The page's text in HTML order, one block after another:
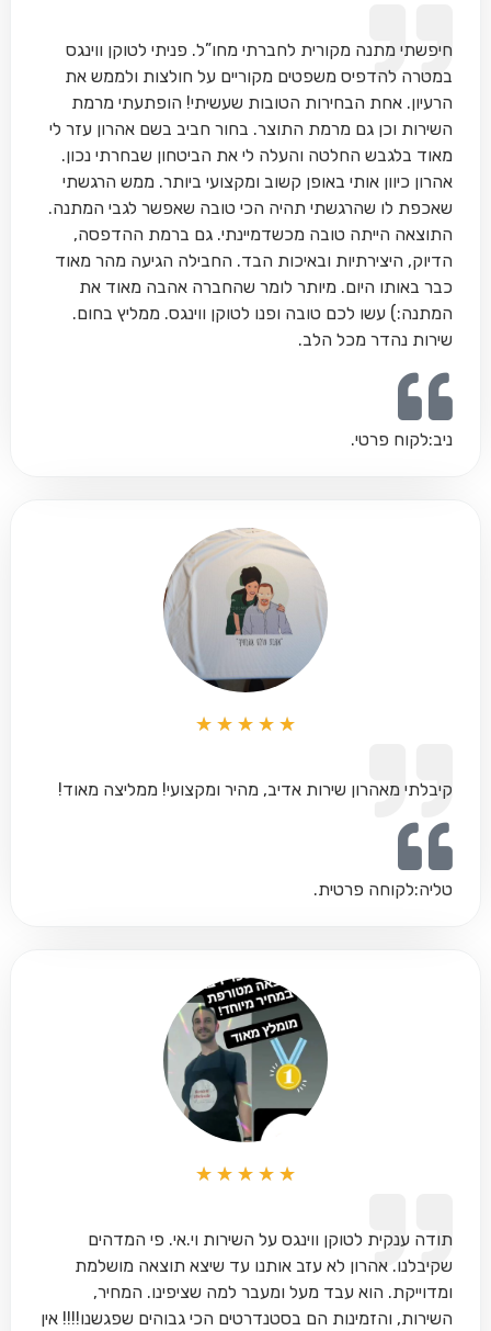
חיפשתי מתנה מקורית לחברתי מחו”ל. פניתי לטוקן ווינגס
במטרה להדפיס משפטים מקוריים על חולצות ולממש את
הרעיון. אחת הבחירות הטובות שעשיתי! הופתעתי מרמת
השירות וכן גם מרמת התוצר. בחור חביב בשם אהרון עזר לי
מאוד בלגבש החלטה והעלה לי את הביטחון שבחרתי נכון.
אהרון כיוון אותי באופן קשוב ומקצועי ביותר. ממש הרגשתי
שאכפת לו שהרגשתי תהיה הכי טובה שאפשר לגבי המתנה.
התוצאה הייתה טובה מכשדמיינתי. גם ברמת ההדפסה,
הדיוק, היצירתיות ובאיכות הבד. החבילה הגיעה מהר מאוד
כבר באותו היום. מיותר לומר שהחברה אהבה מאוד את
המתנה:) עשו לכם טובה ופנו לטוקן ווינגס. ממליץ בחום.
שירות נהדר מכל הלב.
ניב:לקוח פרטי.
★
★
★
★
★
קיבלתי מאהרון שירות אדיב, מהיר ומקצועי! ממליצה מאוד!
טליה:לקוחה פרטית.
★
★
★
★
★
תודה ענקית לטוקן ווינגס על השירות וי.אי. פי המדהים
שקיבלנו. אהרון לא עזב אותנו עד שיצא תוצאה מושלמת
ומדוייקת. הוא עבד מעל ומעבר למה שציפינו. המחיר,
השירות, והזמינות הם בסטנדרטים הכי גבוהים שפגשנו!!!! אין